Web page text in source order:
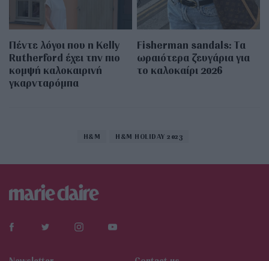
Πέντε λόγοι που η Kelly
Rutherford έχει την πιο
κομψή καλοκαιρινή
γκαρνταρόμπα
Fisherman sandals: Tα
ωραιότερα ζευγάρια για
το καλοκαίρι 2026
H&M H&M HOLIDAY 2023